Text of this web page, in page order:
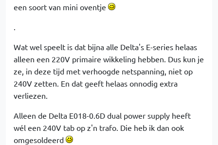
een soort van mini oventje
.
Wat wel speelt is dat bijna alle Delta's E-series helaas
alleen een 220V primaire wikkeling hebben. Dus kun je
ze, in deze tijd met verhoogde netspanning, niet op
240V zetten. En dat geeft helaas onnodig extra
verliezen.
Alleen de Delta E018-0.6D dual power supply heeft
wél een 240V tab op z'n trafo. Die heb ik dan ook
omgesoldeerd